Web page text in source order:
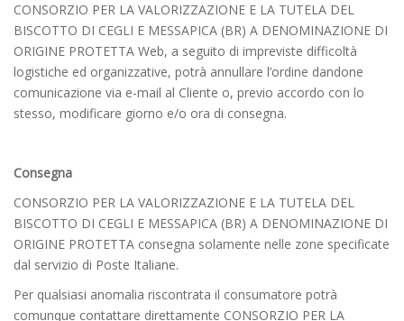
CONSORZIO PER LA VALORIZZAZIONE E LA TUTELA DEL
BISCOTTO DI CEGLI E MESSAPICA (BR) A DENOMINAZIONE DI
ORIGINE PROTETTA Web, a seguito di impreviste difficoltà
logistiche ed organizzative, potrà annullare l’ordine dandone
comunicazione via e-mail al Cliente o, previo accordo con lo
stesso, modificare giorno e/o ora di consegna.
Consegna
CONSORZIO PER LA VALORIZZAZIONE E LA TUTELA DEL
BISCOTTO DI CEGLI E MESSAPICA (BR) A DENOMINAZIONE DI
ORIGINE PROTETTA consegna solamente nelle zone specificate
dal servizio di Poste Italiane.
Per qualsiasi anomalia riscontrata il consumatore potrà
comunque contattare direttamente CONSORZIO PER LA